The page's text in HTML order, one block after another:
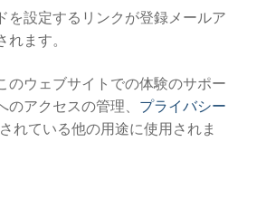
を設定するリンクが登録メールア
れます。
のウェブサイトでの体験のサポー
のアクセスの管理、 プライバシー
れている他の用途に使用されま